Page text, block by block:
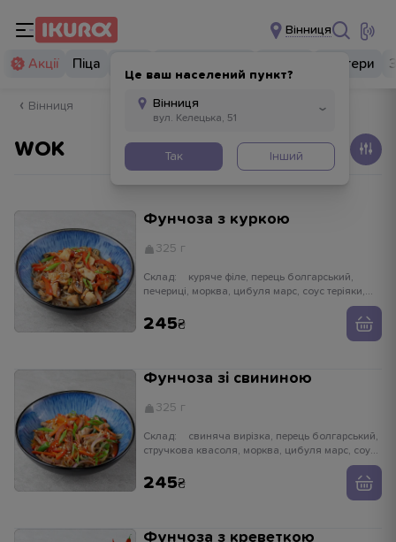
Вінниця
Це ваш населений пункт?
Так Інший
Акції Піца Бургери
Вінниця
WOK
Фунчоза з куркою
325 г
Склад:
печериці, морква, цибуля марс, соус теріяки,
локшина фунчоза, цибуля зелена, кунжут
245
Фунчоза зі свининою
325 г
Склад:
стручкова квасоля, морква, цибуля марс, соус
теріяки, локшина фунчоза, цибуля зелена,
кунжут
245
Фунчоза з креветкою